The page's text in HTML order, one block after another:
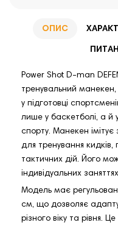
ОПИС
Power Shot D-man
тренувальний
у підготовці
лише у баскетболі, а й
спорту. Манекен
для тренування кидків,
тактичних дій. Його
індивідуальних
Модель має
см, що дозволяє
різного віку та рівня.